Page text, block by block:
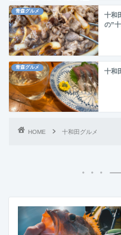
青森グルメ
十和
の”
青森グルメ
十和
HOME 十和田グルメ